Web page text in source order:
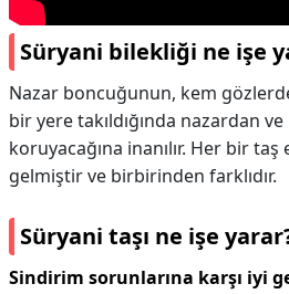
Süryani bilekliği ne işe
Nazar boncuğunun, kem
bir yere takıldığında nazardan
koruyacağına inanılır. Her bir taş
gelmiştir ve birbirinden farklıdır.
Süryani taşı ne işe
Sindirim sorunlarına karşı iyi